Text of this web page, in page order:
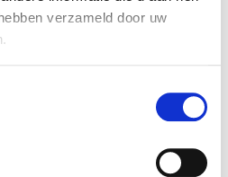
verzameld door uw